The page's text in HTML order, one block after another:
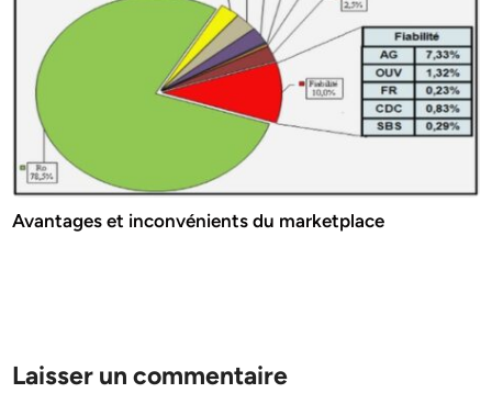
Avantages et inconvénients du marketplace
Laisser un commentaire